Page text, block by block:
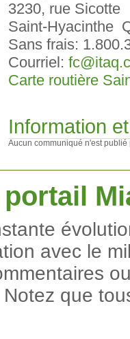
3230, rue Sicotte
Saint-Hyacinthe
Sans frais:
Courriel:
Carte routière
Information
Aucun communiqué n'est publié
avec le
que